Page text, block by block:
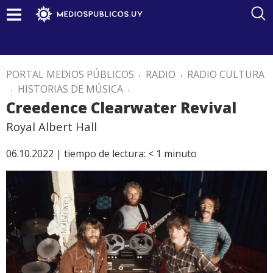
PORTAL MEDIOS PÚBLICOS . RADIO . RADIO CULTURA
. HISTORIAS DE MÚSICA .
Creedence Clearwater Revival
Royal Albert Hall
06.10.2022 | tiempo de lectura: < 1 minuto